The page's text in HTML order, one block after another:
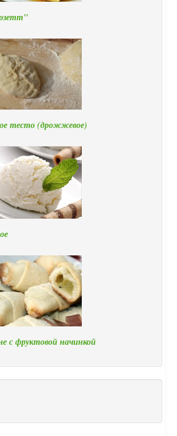
тесто (дрожжевое)
с фруктовой начинкой